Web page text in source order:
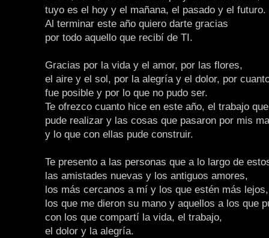
tuyo es el hoy y el mañana, el pasado y el futuro.
Al terminar este año quiero darte gracias
por todo aquello que recibí de TI.
Gracias por la vida y el amor, por las flores,
el aire y el sol, por la alegría y el dolor, por
fue posible y por lo que no pudo ser.
Te ofrezco cuanto hice en este año, el trabajo que
pude realizar y las cosas que pasaron por mis
y lo que con ellas pude construir.
Te presento a las personas que a lo largo de
las amistades nuevas y los antiguos amores,
los más cercanos a mí y los que estén más lejos,
los que me dieron su mano y aquellos a los que
con los que compartí la vida, el trabajo,
el dolor y la alegría.